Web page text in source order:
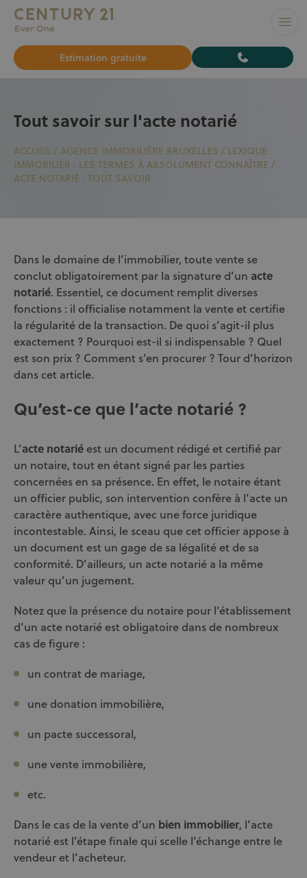
L’AGENCE N°1 À BRUXELLES pour vendre ou louer
Estimation gratuite
Tout savoir sur l'acte notarié
ACCUEIL / AGENCE IMMOBILIÈRE BRUXELLES / LEXIQUE
IMMOBILIER : LES TERMES À ABSOLUMENT CONNAÎTRE /
ACTE NOTARIÉ : TOUT SAVOIR
Dans le domaine de l’immobilier, toute vente se
conclut obligatoirement par la signature d’un acte
notarié. Essentiel, ce document remplit diverses
fonctions : il officialise notamment la vente et certifie
la régularité de la transaction. De quoi s’agit-il plus
exactement ? Pourquoi est-il si indispensable ? Quel
est son prix ? Comment s’en procurer ? Tour d’horizon
dans cet article.
Qu’est-ce que l’acte notarié ?
L’acte notariéest un document rédigé et certifié par
un notaire, tout en étant signé par les parties
concernées en sa présence. En effet, le notaire étant
un officier public, son intervention confère à l’acte un
caractère authentique, avec une force juridique
incontestable. Ainsi, le sceau que cet officier appose à
un document est un gage de sa légalité et de sa
conformité. D’ailleurs, un acte notarié a la même
valeur qu’un jugement.
Notez que la présence du notaire pour l’établissement
d’un acte notarié est obligatoire dans de nombreux
cas de figure :
un contrat de mariage,
une donation immobilière,
un pacte successoral,
une vente immobilière,
etc.
Dans le cas de la vente d’un bien immobilier, l’acte
notarié est l’étape finale qui scelle l’échange entre le
vendeur et l’acheteur.